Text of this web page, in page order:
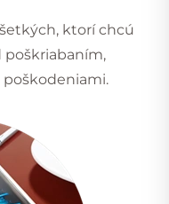
ktorí chcú
poškriabaním,